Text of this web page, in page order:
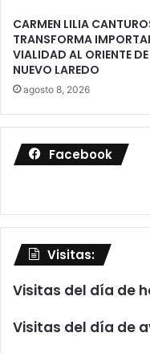
CARMEN LILIA
TRANSFORMA
VIALIDAD AL ORIENTE DE
NUEVO LAREDO
agosto 8, 2026
Facebook
Visitas:
Visitas del día de
Visitas del día de